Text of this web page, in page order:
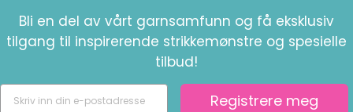
Bli en del av vårt garnsamfunn og få eksklusiv
tilgang til inspirerende strikkemønstre og spesielle
tilbud!
Registrere meg